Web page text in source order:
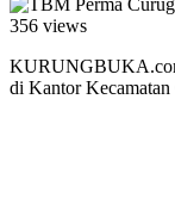
356 views
di Kantor Kecamatan